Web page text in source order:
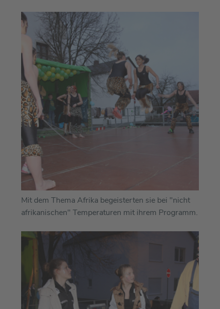
Mit dem Thema Afrika begeisterten sie bei "nicht
afrikanischen" Temperaturen mit ihrem Programm.